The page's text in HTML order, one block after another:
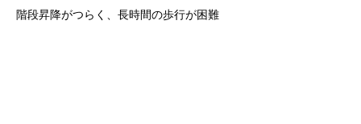
階段昇降がつらく、長時間の歩行が困難